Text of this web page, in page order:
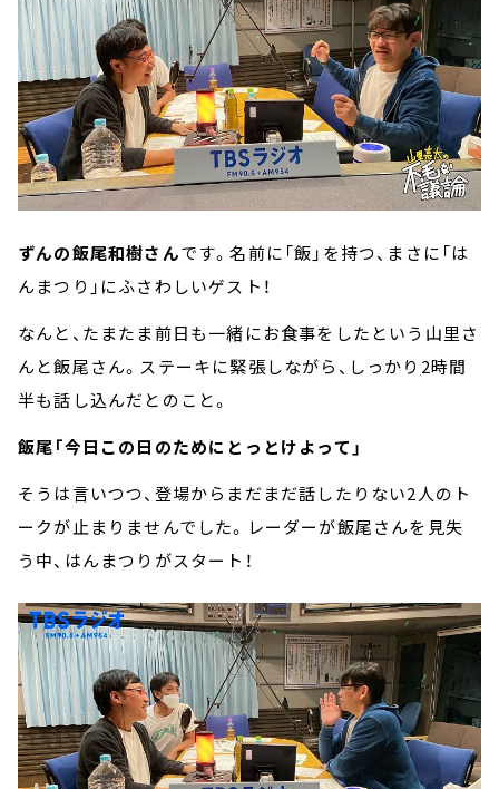
ずんの飯尾和樹さんです。名前に「飯」を持つ、まさに「は
んまつり」にふさわしいゲスト！
なんと、たまたま前日も一緒にお食事をしたという山里さ
んと飯尾さん。ステーキに緊張しながら、しっかり2時間
半も話し込んだとのこと。
飯尾「今日この日のためにとっとけよって」
そうは言いつつ、登場からまだまだ話したりない2人のト
ークが止まりませんでした。レーダーが飯尾さんを見失
う中、はんまつりがスタート！